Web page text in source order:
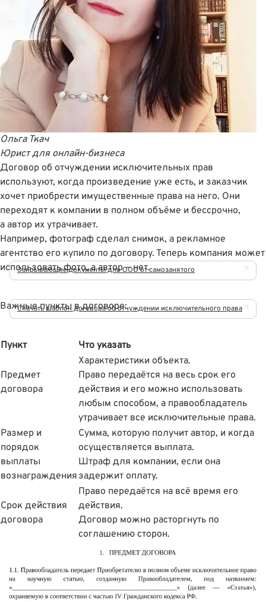
Ольга Ткач
Юрист для онлайн-бизнеса
Договор об отчуждении исключительных прав
используют, когда произведение уже есть, и заказчик
хочет приобрести имущественные права на него. Они
переходят к компании в полном объëме и бессрочно,
а автор их утрачивает.
Например, фотограф сделал снимок, а рекламное
агентство его купило по договору. Теперь компания может
использовать фото, а автор — нет.
Закрывающие документы для ООО от самозанятого
Важные пункты в договоре:
Скачать шаблон договора об отчуждении исключительного права
Пункт Что указать
Предмет
договора
Характеристики объекта.
Право передаëтся на весь срок его
действия и его можно использовать
любым способом, а правообладатель
утрачивает все исключительные права.
Размер и
порядок
выплаты
вознаграждения
Сумма, которую получит автор, и когда
осуществляется выплата.
Штраф для компании, если она
задержит оплату.
Срок действия
договора
Право передаётся на всё время его
действия.
Договор можно расторгнуть по
соглашению сторон.